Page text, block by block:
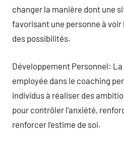
changer la manière dont une
favorisant une personne à
des possibilités.
Développement Personnel:
employée dans le coaching
individus à réaliser des
pour contrôler l’anxiété,
renforcer l’estime de soi.